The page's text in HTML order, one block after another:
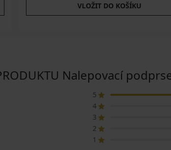
VLOŽIT DO KOŠÍKU
Nalepovací
5
4
3
2
1